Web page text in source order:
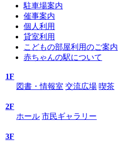
駐車場案内
催事案内
個人利用
貸室利用
こどもの部屋利用のご案内
赤ちゃんの駅について
1F
図書・情報室 交流広場 喫茶
2F
ホール 市民ギャラリー
3F